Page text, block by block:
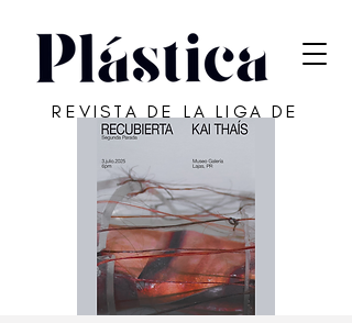
REVISTA DE LA LIGA DE
ARTE DE SAN JUAN